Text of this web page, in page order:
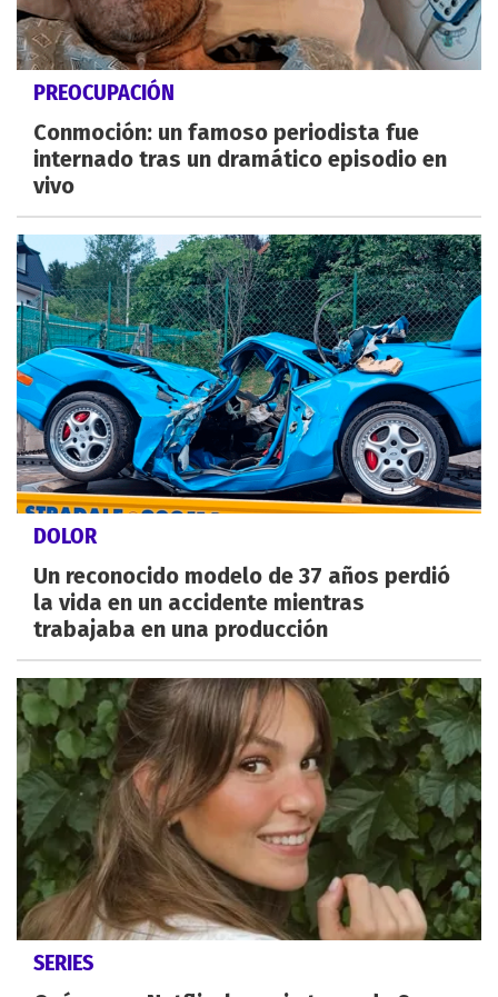
PREOCUPACIÓN
Conmoción: un famoso periodista fue
internado tras un dramático episodio en
vivo
DOLOR
Un reconocido modelo de 37 años perdió
la vida en un accidente mientras
trabajaba en una producción
SERIES